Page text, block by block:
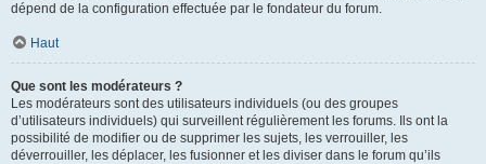
dépend de la configuration effectuée par le fondateur du forum.
Haut
Que sont les modérateurs ?
Les modérateurs sont des utilisateurs individuels (ou des groupes
d’utilisateurs individuels) qui surveillent régulièrement les forums. Ils ont la
possibilité de modifier ou de supprimer les sujets, les verrouiller, les
déverrouiller, les déplacer, les fusionner et les diviser dans le forum qu’ils